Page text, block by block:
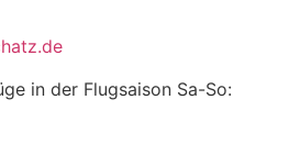
in der Flugsaison Sa-So: